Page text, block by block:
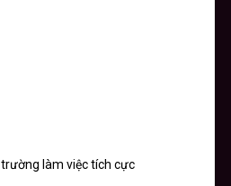
làm việc tích cực